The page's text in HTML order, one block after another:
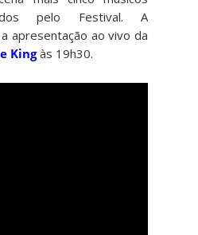
pelo Festival. A
apresentação ao vivo da
Kingàs 19h30.